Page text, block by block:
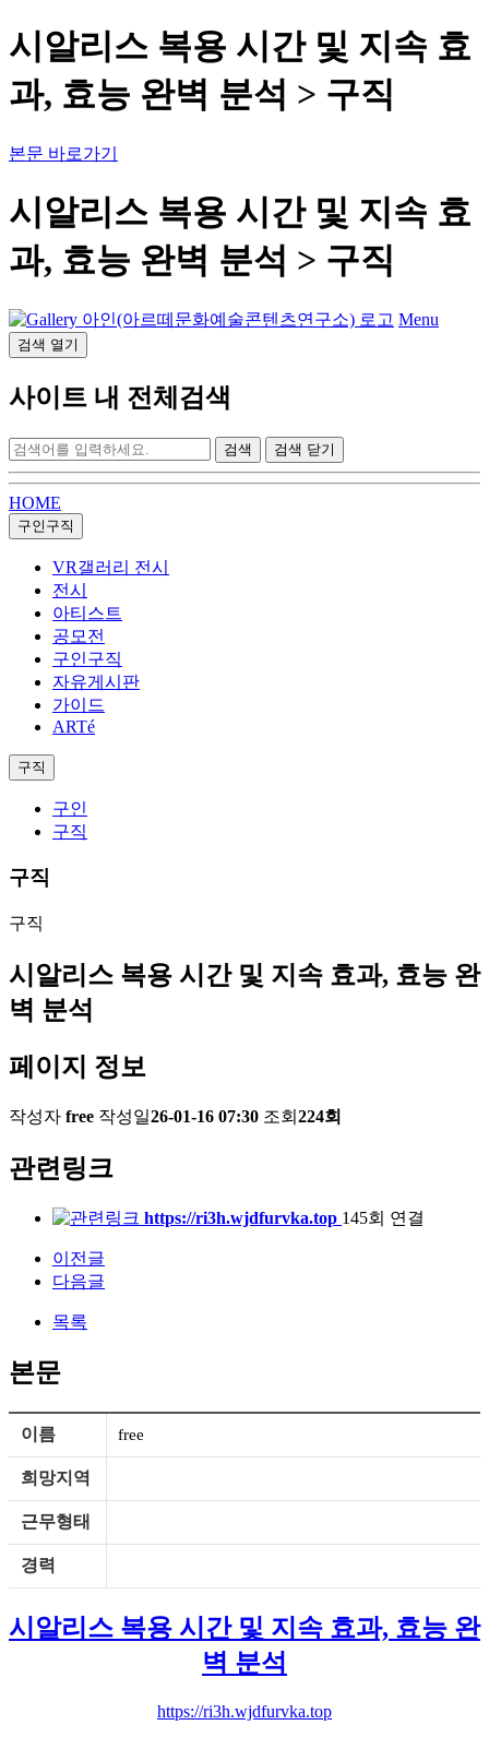
시알리스 복용 시간 및 지속 효
과, 효능 완벽 분석 > 구직
본문 바로가기
시알리스 복용 시간 및 지속 효
과, 효능 완벽 분석 > 구직
Menu
검색 열기
사이트 내 전체검색
검색 닫기
HOME
구인구직
VR갤러리 전시
전시
아티스트
공모전
구인구직
자유게시판
가이드
ARTé
구직
구인
구직
구직
구직
시알리스 복용 시간 및 지속 효과, 효능 완
벽 분석
페이지 정보
작성자 free 작성일26-01-16 07:30 조회 224회
관련링크
https://ri3h.wjdfurvka.top 145회 연결
이전글
다음글
목록
본문
이름 free
희망지역
근무형태
경력
시알리스 복용 시간 및 지속 효과, 효능 완
벽 분석
https://ri3h.wjdfurvka.top